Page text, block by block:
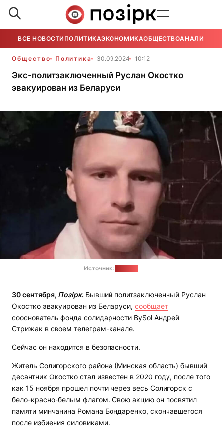
ВСЕ НОВОСТИ ПОЛИТИКАЭКОНОМИКАОБЩЕСТВОАНАЛИТИКА
Общество Политика 30.09.2024 10:12
Экс-политзаключенный Руслан Окостко
эвакуирован из Беларуси
Источник:
30 сентября, Позірк. Бывший политзаключенный Руслан
Окостко эвакуирован из Беларуси, сообщает
сооснователь фонда солидарности BySol Андрей
Стрижак в своем телеграм-канале.
Сейчас он находится в безопасности.
Житель Солигорского района (Минская область) бывший
десантник Окостко стал известен в 2020 году, после того
как 15 ноября прошел почти через весь Солигорск с
бело-красно-белым флагом. Свою акцию он посвятил
памяти минчанина Романа Бондаренко, скончавшегося
после избиения силовиками.